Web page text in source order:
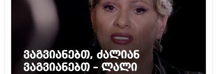
ვაგვიანებთ, ძალიან
ვაგვიანებთ – ლალი